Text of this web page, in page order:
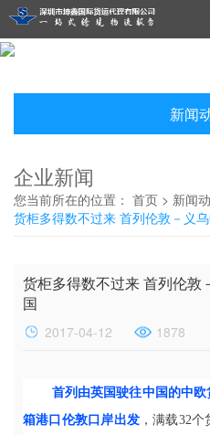
新闻
企业新闻
您当前所在的位置： 首页 > 新闻
货柜多得数不过来 首列伦敦－义
货柜多得数不过来 首列伦敦
国
2017-04-12 1878
首列由英国驶往中国的中
箱港口伦敦口岸出发 ，满载32